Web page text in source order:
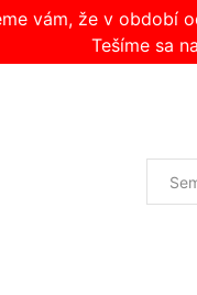
vám, že v období
Tešíme sa